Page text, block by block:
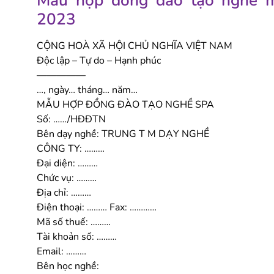
2023
CỘNG HOÀ XÃ HỘI CHỦ NGHĨA VIỆT NAM
Độc lập – Tự do – Hạnh phúc
—————
…, ngày… tháng… năm…
MẪU HỢP ĐỒNG ĐÀO TẠO NGHỀ SPA
Số: ……/HĐĐTN
Bên dạy nghề: TRUNG T M DẠY NGHỀ
CÔNG TY: ………
Đại diện: ………
Chức vụ: ………
Địa chỉ: ………
Điện thoại: ……… Fax: …………
Mã số thuế: ………
Tài khoản số: ………
Email: ………
Bên học nghề: